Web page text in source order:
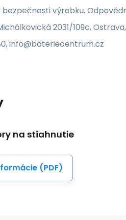
výrobku.
2031/109c,
info@bateriecentrum.cz
na stiahnutie
(PDF)